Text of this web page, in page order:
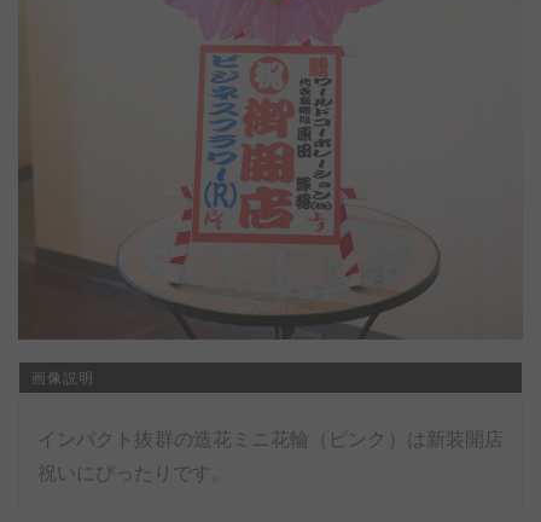
画像説明
インパクト抜群の造花ミニ花輪（ピンク）は新装開店
祝いにぴったりです。